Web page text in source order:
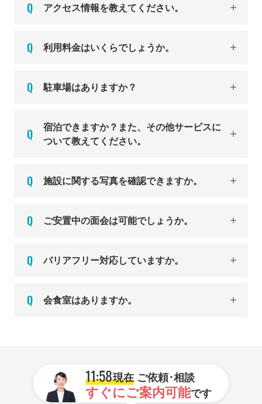
アクセス情報を教えてください。
利用料金はいくらでしょうか。
駐車場はありますか？
宿泊できますか？また、その他サービスに
ついて教えてください。
施設に関する写真を確認できますか。
ご安置中の面会は可能でしょうか。
バリアフリー対応していますか。
会食室はありますか。
11:58現在ご依頼･相談
すぐにご案内可能です